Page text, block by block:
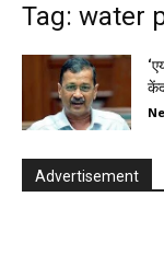
Tag: water
Advertisement